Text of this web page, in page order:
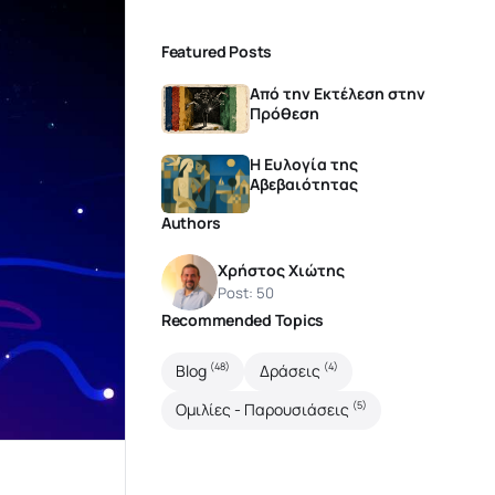
Featured Posts
Από την Εκτέλεση στην
Πρόθεση
Η Ευλογία της
Αβεβαιότητας
Authors
Χρήστος Χιώτης
Post: 50
Recommended Topics
Blog (48) Δράσεις (4)
Ομιλίες - Παρουσιάσεις (5)